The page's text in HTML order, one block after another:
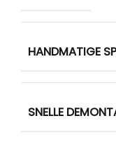
HANDMATIGE
SNELLE